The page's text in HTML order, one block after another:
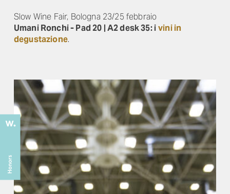
Slow Wine Fair, Bologna 23/25 febbraio
Umani Ronchi - Pad 20 | A2 desk 35: ivini in
degustazione.